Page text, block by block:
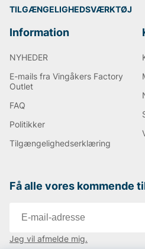
TILGÆNGELIGHEDSVÆRKTØJ
Information
NYHEDER
E-mails fra Vingåkers Factory
Outlet
FAQ
Politikker
Tilgængelighedserklæring
Få alle vores kommende
Jeg vil afmelde mig.